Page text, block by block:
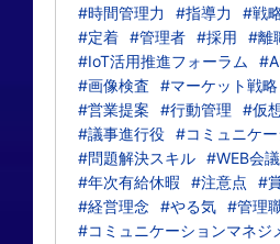
#時間管理力
#指導力 #戦
#定着 #管理者 #採用
#離
#IoT活用推進フォーラム
#画像検査
#マーケット戦略
#営業提案
#行動管理
#仮
#議事進行役 #コミュニケ
#問題解決スキル #WEB会議
#年次有給休暇
#注意点 #
#経営理念 #やる気 #管理
#コミュニケーションマネジ